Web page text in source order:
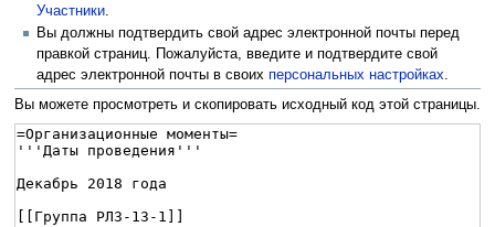
Участники
Вы должны подтвердить свой адрес электронной почты перед
правкой страниц. Пожалуйста, введите и подтвердите свой
адрес электронной почты в своих персональных настройках
Вы можете просмотреть и скопировать исходный код этой страницы.